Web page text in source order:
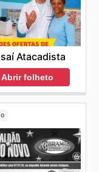
Atacadista
Abrir folheto